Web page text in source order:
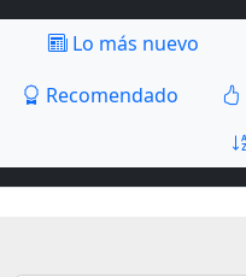
Lo más nuevo
Recomendado